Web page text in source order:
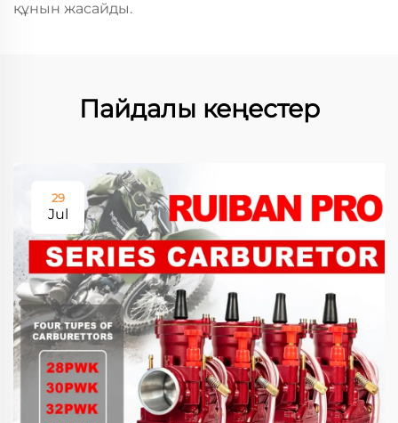
құнын жасайды.
Пайдалы кеңестер
29
Jul